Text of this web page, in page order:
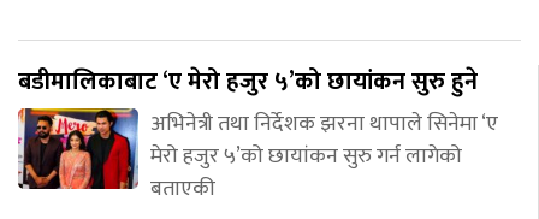
बडीमालिकाबाट ‘ए मेरो हजुर ५’को छायांकन सुरु हुने
अभिनेत्री तथा निर्देशक झरना थापाले सिनेमा ‘ए
मेरो हजुर ५’को छायांकन सुरु गर्न लागेको
बताएकी